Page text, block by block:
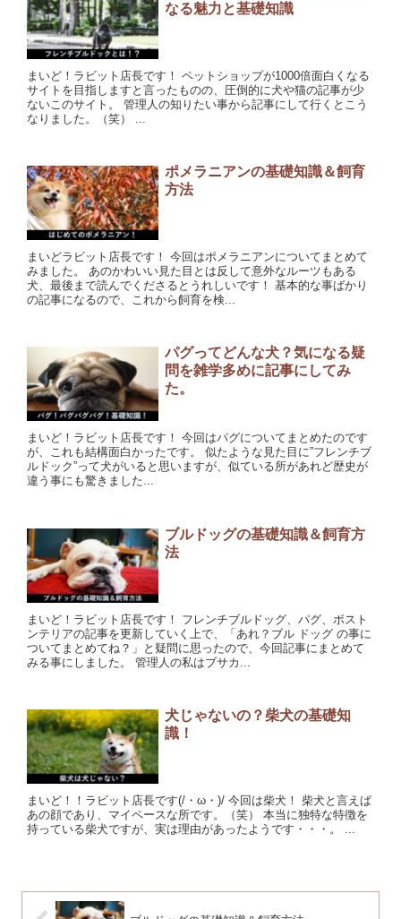
なる魅力と基礎知識
まいど！ラビット店長です！ ペットショップが1000倍面白くなる
サイトを目指しますと言ったものの、圧倒的に犬や猫の記事が少
ないこのサイト。 管理人の知りたい事から記事にして行くとこう
なりました。（笑） ...
ポメラニアンの基礎知識＆飼育
方法
まいどラビット店長です！ 今回はポメラニアンについてまとめて
みました。 あのかわいい見た目とは反して意外なルーツもある
犬、最後まで読んでくださるとうれしいです！ 基本的な事ばかり
の記事になるので、これから飼育を検...
パグってどんな犬？気になる疑
問を雑学多めに記事にしてみ
た。
まいど！ラビット店長です！ 今回はパグについてまとめたのです
が、これも結構面白かったです。 似たような見た目に”フレンチブ
ルドック”って犬がいると思いますが、似ている所があれど歴史が
違う事にも驚きました...
ブルドッグの基礎知識＆飼育方
法
まいど！ラビット店長です！ フレンチブルドッグ、パグ、ボスト
ンテリアの記事を更新していく上で、「あれ？ブル ドッグ の事に
ついてまとめてね？」と疑問に思ったので、今回記事にまとめて
みる事にしました。 管理人の私はブサカ...
犬じゃないの？柴犬の基礎知
識！
まいど！！ラビット店長です(/・ω・)/ 今回は柴犬！ 柴犬と言えば
あの顔であり、マイペースな所です。（笑） 本当に独特な特徴を
持っている柴犬ですが、実は理由があったようです・・・。 ...